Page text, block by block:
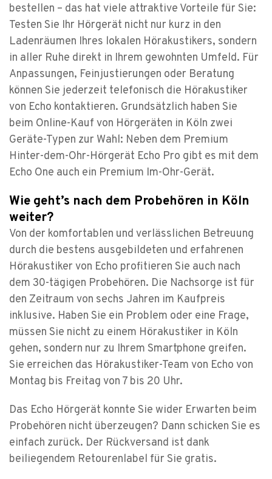
bestellen – das hat viele attraktive Vorteile für Sie:
Testen Sie Ihr Hörgerät nicht nur kurz in den
Ladenräumen Ihres lokalen Hörakustikers, sondern
in aller Ruhe direkt in Ihrem gewohnten Umfeld. Für
Anpassungen, Feinjustierungen oder Beratung
können Sie jederzeit telefonisch die Hörakustiker
von Echo kontaktieren. Grundsätzlich haben Sie
beim Online-Kauf von Hörgeräten in Köln zwei
Geräte-Typen zur Wahl: Neben dem Premium
Hinter-dem-Ohr-Hörgerät Echo Pro gibt es mit dem
Echo One auch ein Premium Im-Ohr-Gerät.
Wie geht’s nach dem Probehören in Köln
weiter?
Von der komfortablen und verlässlichen Betreuung
durch die bestens ausgebildeten und erfahrenen
Hörakustiker von Echo profitieren Sie auch nach
dem 30-tägigen Probehören. Die Nachsorge ist für
den Zeitraum von sechs Jahren im Kaufpreis
inklusive. Haben Sie ein Problem oder eine Frage,
müssen Sie nicht zu einem Hörakustiker in Köln
gehen, sondern nur zu Ihrem Smartphone greifen.
Sie erreichen das Hörakustiker-Team von Echo von
Montag bis Freitag von 7 bis 20 Uhr.
Das Echo Hörgerät konnte Sie wider Erwarten beim
Probehören nicht überzeugen? Dann schicken Sie es
einfach zurück. Der Rückversand ist dank
beiliegendem Retourenlabel für Sie gratis.